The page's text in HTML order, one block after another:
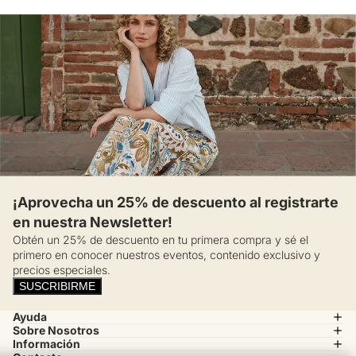
¡Aprovecha un 25% de descuento al registrarte
en nuestra Newsletter!
Obtén un 25% de descuento en tu primera compra y sé el
primero en conocer nuestros eventos, contenido exclusivo y
precios especiales.
SUSCRIBIRME
Ayuda
Sobre Nosotros
Información